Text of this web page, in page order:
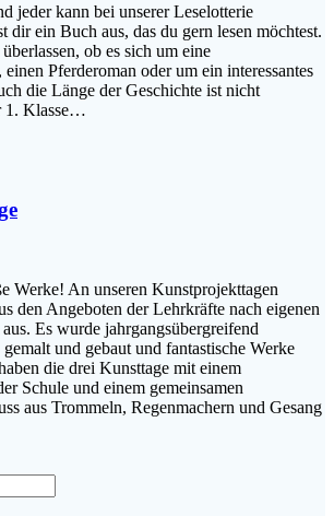
jeder kann bei unserer Leselotterie
dir ein Buch aus, das du gern lesen möchtest.
ob es sich um eine
Pferderoman oder um ein interessantes
die Länge der Geschichte ist nicht
1. Klasse…
Werke! An unseren Kunstprojekttagen
den Angeboten der Lehrkräfte nach eigenen
Es wurde jahrgangsübergreifend
gemalt und gebaut und fantastische Werke
die drei Kunsttage mit einem
Schule und einem gemeinsamen
aus Trommeln, Regenmachern und Gesang